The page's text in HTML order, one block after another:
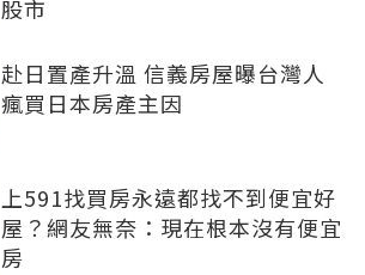
股市
赴日置產升溫 信義房屋曝台灣人
瘋買日本房產主因
上591找買房永遠都找不到便宜好
屋？網友無奈：現在根本沒有便宜
房